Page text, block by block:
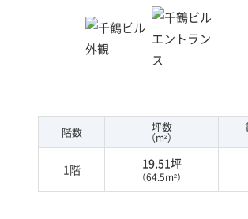
階数 坪数
（m²）
1階 19.51坪
（64.5m²）